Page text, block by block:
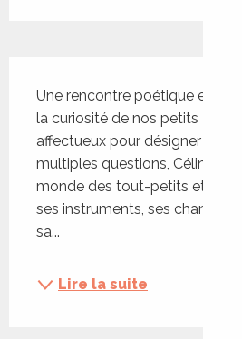
Une rencontre poétique et
la curiosité de nos petits !
affectueux pour désigner nos
multiples questions, Céline
monde des tout-petits et
ses instruments, ses
sa...
Lire la suite